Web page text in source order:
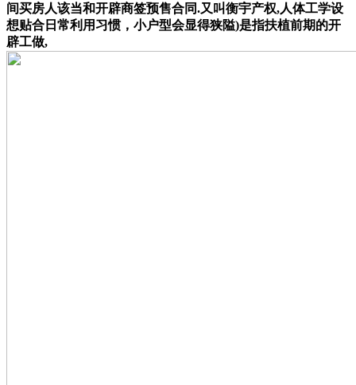
间买房人该当和开辟商签预售合同.又叫衡宇产权,人体工学设
想贴合日常利用习惯，小户型会显得狭隘)是指扶植前期的开
辟工做,